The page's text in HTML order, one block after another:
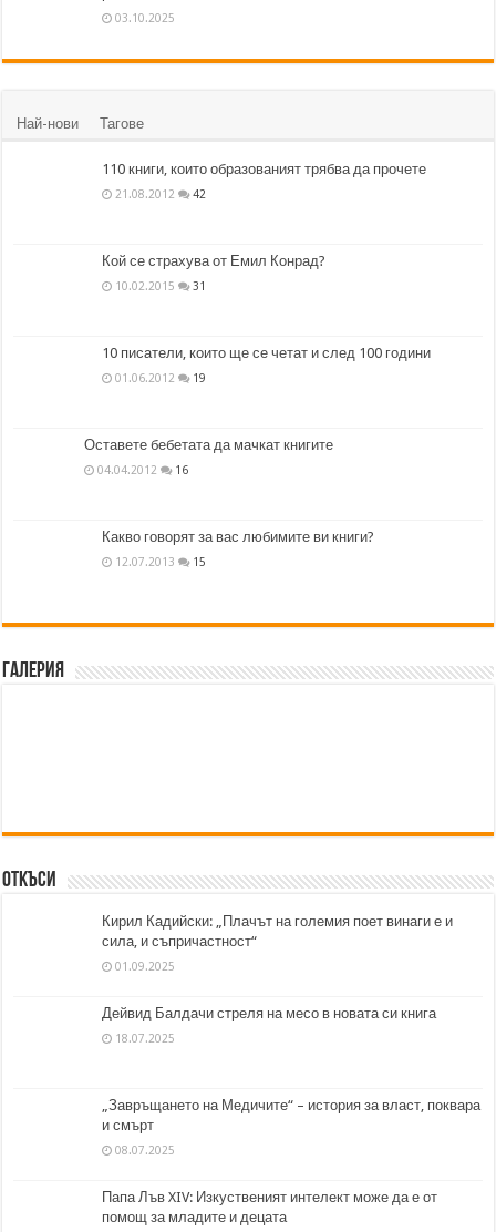
03.10.2025
Най-нови Тагове
110 книги, които образованият трябва да прочете
21.08.2012 42
Кой се страхува от Емил Конрад?
10.02.2015 31
10 писатели, които ще се четат и след 100 години
01.06.2012 19
Оставете бебетата да мачкат книгите
04.04.2012 16
Какво говорят за вас любимите ви книги?
12.07.2013 15
Галерия
Откъси
Кирил Кадийски: „Плачът на големия поет винаги е и
сила, и съпричастност“
01.09.2025
Дейвид Балдачи стреля на месо в новата си книга
18.07.2025
„Завръщането на Медичите“ – история за власт, поквара
и смърт
08.07.2025
Папа Лъв XIV: Изкуственият интелект може да е от
помощ за младите и децата